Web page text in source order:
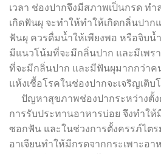
เวลา ช่องปากจึงมีสภาพเป็นกรด ท
เกิดฟันผุ จะทำให้ทำให้เกิดกลิ่นปาก
ฟันผุ ควรดื่มน้ำให้เพียงพอ หรือจิบน้
มีแนวโน้มที่จะมีกลิ่นปาก และมีเพร
ที่จะมีกลิ่นปาก และมีฟันผุมากกว่าค
แห้งเชื้อโรคในช่องปากจะเจริญเติบ
ปัญหาสุขภาพช่องปากระหว่างตั้ง
การรับประทานอาหารบ่อย จึงทำให้
ซอกฟัน และในช่วงการตั้งครรภ์ไต
อาเจียนทำให้มีกรดจากกระเพาะอ